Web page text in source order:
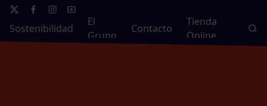
Sostenibilidad
El
Grupo
Contacto
Tienda
Online